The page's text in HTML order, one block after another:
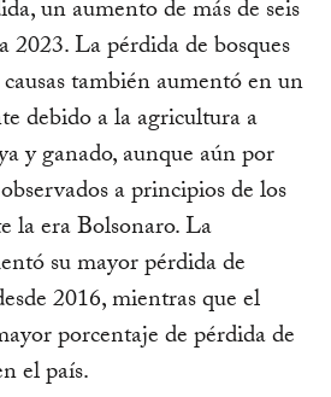
un aumento de más de seis
2023. La pérdida de bosques
también aumentó en un
debido a la agricultura a
y ganado, aunque aún por
a principios de los
la era Bolsonaro. La
su mayor pérdida de
2016, mientras que el
porcentaje de pérdida de
el país.